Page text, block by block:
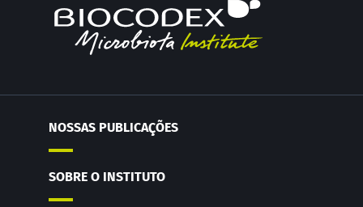
NOSSAS PUBLICAÇÕES
SOBRE O INSTITUTO